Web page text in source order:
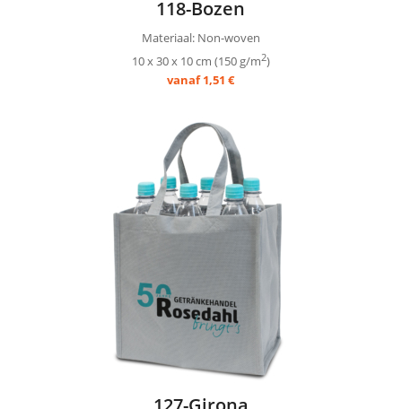
118-Bozen
Materiaal: Non-woven
10 x 30 x 10 cm (150 g/m2)
vanaf 1,51 €